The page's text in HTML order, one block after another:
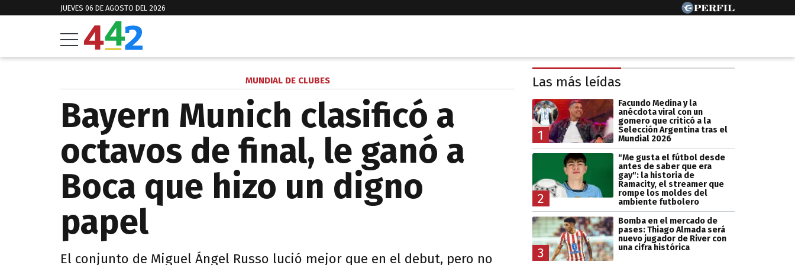
JUEVES 06 DE AGOSTO DEL 2026
MUNDIAL DE CLUBES
Bayern Munich clasificó a
octavos de final, le ganó a
Boca que hizo un digno
papel
El conjunto de Miguel Ángel Russo lució mejor que en el debut, pero no
Las más leídas
1
Facundo Medina y la
anécdota viral con un
gomero que criticó a la
Selección Argentina tras el
Mundial 2026
2
"Me gusta el fútbol desde
antes de saber que era
gay": la historia de
Ramacity, el streamer que
rompe los moldes del
ambiente futbolero
3
Bomba en el mercado de
pases: Thiago Almada será
nuevo jugador de River con
una cifra histórica